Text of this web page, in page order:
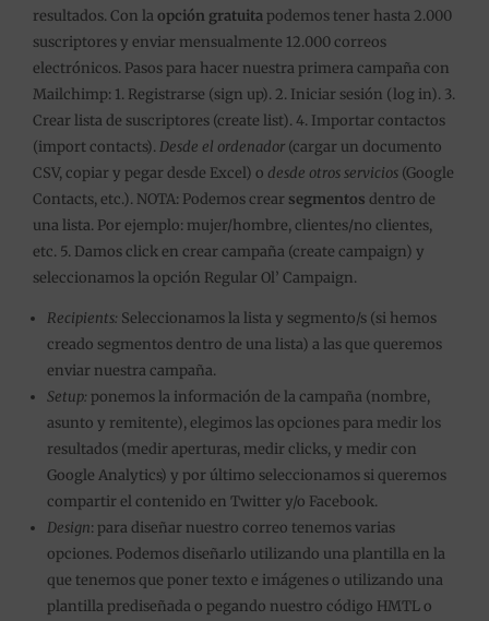
resultados. Con la opción gratuitapodemos tener hasta 2.000
suscriptores y enviar mensualmente 12.000 correos
electrónicos. Pasos para hacer nuestra primera campaña con
Mailchimp: 1. Registrarse (sign up). 2. Iniciar sesión (log in). 3.
Crear lista de suscriptores (create list). 4. Importar contactos
(import contacts). Desde el ordenador(cargar un documento
CSV, copiar y pegar desde Excel) o desde otros servicios(Google
Contacts, etc.). NOTA: Podemos crear segmentos dentro de
una lista. Por ejemplo: mujer/hombre, clientes/no clientes,
etc. 5. Damos click en crear campaña (create campaign) y
seleccionamos la opción Regular Ol’ Campaign.
Recipients: Seleccionamos la lista y segmento/s (si hemos
creado segmentos dentro de una lista) a las que queremos
enviar nuestra campaña.
Setup: ponemos la información de la campaña (nombre,
asunto y remitente), elegimos las opciones para medir los
resultados (medir aperturas, medir clicks, y medir con
Google Analytics) y por último seleccionamos si queremos
compartir el contenido en Twitter y/o Facebook.
Design: para diseñar nuestro correo tenemos varias
opciones. Podemos diseñarlo utilizando una plantilla en la
que tenemos que poner texto e imágenes o utilizando una
plantilla prediseñada o pegando nuestro código HMTL o